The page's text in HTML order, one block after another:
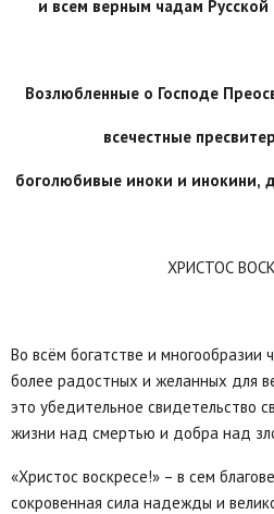
и всем верным чадам
Возлюбленные о Господе
всечестные
боголюбивые иноки и инокини,
ХРИСТОС
Во всём богатстве и многообразии
более радостных и желанных для
это убедительное свидетельство
жизни над смертью и добра над
«Христос воскресе!» – в сем
сокровенная сила надежды и